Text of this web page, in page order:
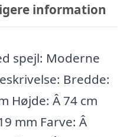
information
spejl: Moderne
Bredde:
Højde: Â 74 cm
mm Farve: Â